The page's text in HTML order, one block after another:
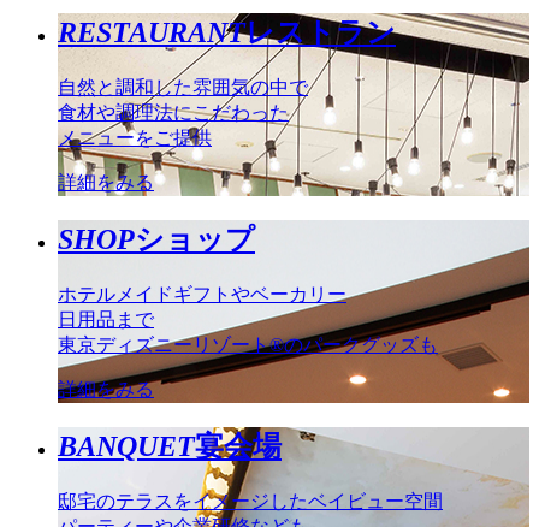
RESTAURANTレストラン
自然と調和した雰囲気の中で
食材や調理法にこだわった
メニューをご提供
詳細をみる
SHOPショップ
ホテルメイドギフトやベーカリー
日用品まで
東京ディズニーリゾート®のパークグッズも
詳細をみる
BANQUET宴会場
邸宅のテラスをイメージしたベイビュー空間